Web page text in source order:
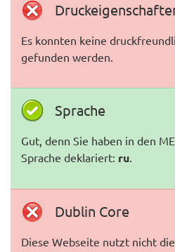
Es konnten keine
gefunden werden.
Sprache
Gut, denn Sie haben in den
Sprache deklariert: ru.
Dublin Core
Diese Webseite nutzt nicht